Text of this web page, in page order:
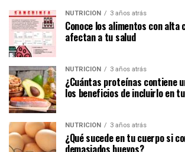
NUTRICIÓN 3 años atrás
Conoce los alimentos con alta
afectan a tu salud
NUTRICIÓN 3 años atrás
¿Cuántas proteínas contiene
los beneficios de incluirlo en
NUTRICIÓN 3 años atrás
¿Qué sucede en tu cuerpo si
demasiados huevos?